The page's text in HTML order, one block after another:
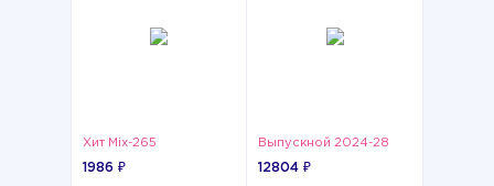
Хит Mix-265
1986 ₽
Выпускной 2024-28
12804 ₽